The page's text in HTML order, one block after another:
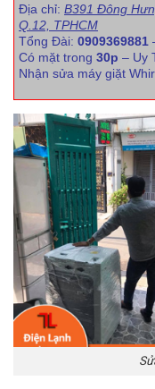
Địa chỉ: B391 Đông
Q.12, TPHCM
Tổng Đài: 0909369881
Có mặt trong 30p – Uy
Nhận sửa máy giặt